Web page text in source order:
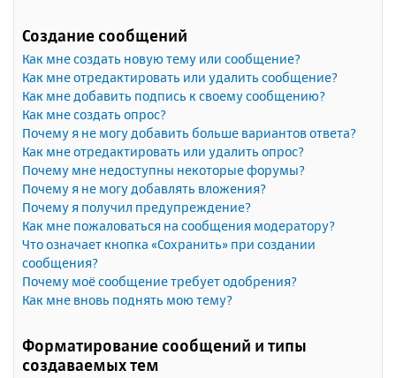
Создание сообщений
Как мне создать новую тему или сообщение?
Как мне отредактировать или удалить сообщение?
Как мне добавить подпись к своему сообщению?
Как мне создать опрос?
Почему я не могу добавить больше вариантов ответа?
Как мне отредактировать или удалить опрос?
Почему мне недоступны некоторые форумы?
Почему я не могу добавлять вложения?
Почему я получил предупреждение?
Как мне пожаловаться на сообщения модератору?
Что означает кнопка «Сохранить» при создании
сообщения?
Почему моё сообщение требует одобрения?
Как мне вновь поднять мою тему?
Форматирование сообщений и типы
создаваемых тем